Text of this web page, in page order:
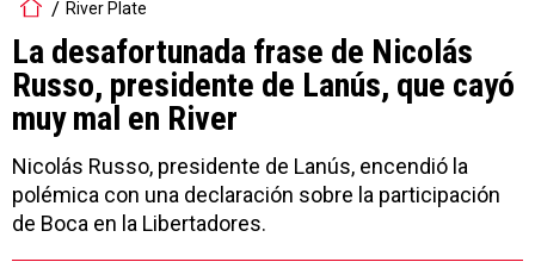
River Plate
La desafortunada frase de Nicolás
Russo, presidente de Lanús, que cayó
muy mal en River
Nicolás Russo, presidente de Lanús, encendió la
polémica con una declaración sobre la participación
de Boca en la Libertadores.